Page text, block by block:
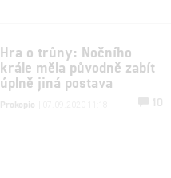
Hra o trůny: Nočního
krále měla původně zabít
úplně jiná postava
Prokopio 10